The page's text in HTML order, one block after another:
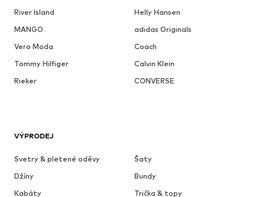
River Island
Helly Hansen
MANGO
adidas Originals
Vero Moda
Coach
Tommy Hilfiger
Calvin Klein
Rieker
CONVERSE
VÝPRODEJ
Svetry & pletené oděvy
Šaty
Džíny
Bundy
Kabáty
Trička & topy